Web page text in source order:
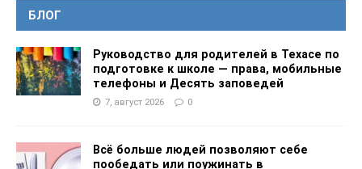
БЛОГ
Руководство для родителей в Техасе по
подготовке к школе — права, мобильные
телефоны и Десять заповедей
7, август 2026 0
Всё больше людей позволяют себе
пообедать или поужинать в